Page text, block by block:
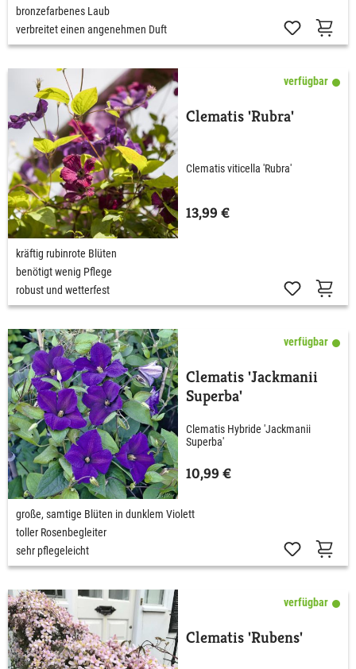
bronzefarbenes Laub
verbreitet einen angenehmen Duft
verfügbar
Clematis 'Rubra'
Clematis viticella 'Rubra'
13,99 €
kräftig rubinrote Blüten
benötigt wenig Pflege
robust und wetterfest
verfügbar
Clematis 'Jackmanii
Superba'
Clematis Hybride 'Jackmanii
Superba'
10,99 €
große, samtige Blüten in dunklem Violett
toller Rosenbegleiter
sehr pflegeleicht
verfügbar
Clematis 'Rubens'